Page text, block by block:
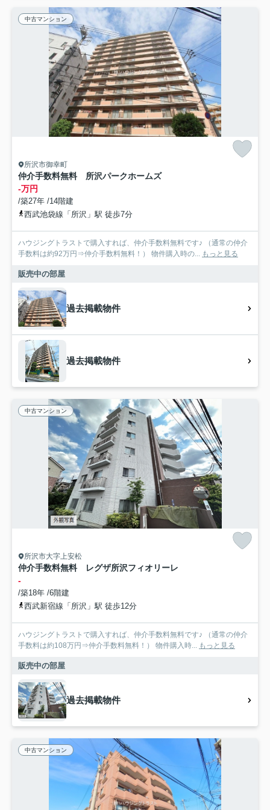
中古マンション
所沢市御幸町
仲介手数料無料 所沢パークホームズ
-万円
/築27年 /14階建
西武池袋線「所沢」駅 徒歩7分
ハウジングトラストで購入すれば、仲介手数料無料です♪ （通常の仲介
手数料は約92万円⇒仲介手数料無料！） 物件購入時の... もっと見る
販売中の部屋
過去掲載物件
過去掲載物件
中古マンション
所沢市大字上安松
仲介手数料無料 レグザ所沢フィオリーレ
-
/築18年 /6階建
西武新宿線「所沢」駅 徒歩12分
ハウジングトラストで購入すれば、仲介手数料無料です♪ （通常の仲介
手数料は約108万円⇒仲介手数料無料！） 物件購入時... もっと見る
販売中の部屋
過去掲載物件
中古マンション